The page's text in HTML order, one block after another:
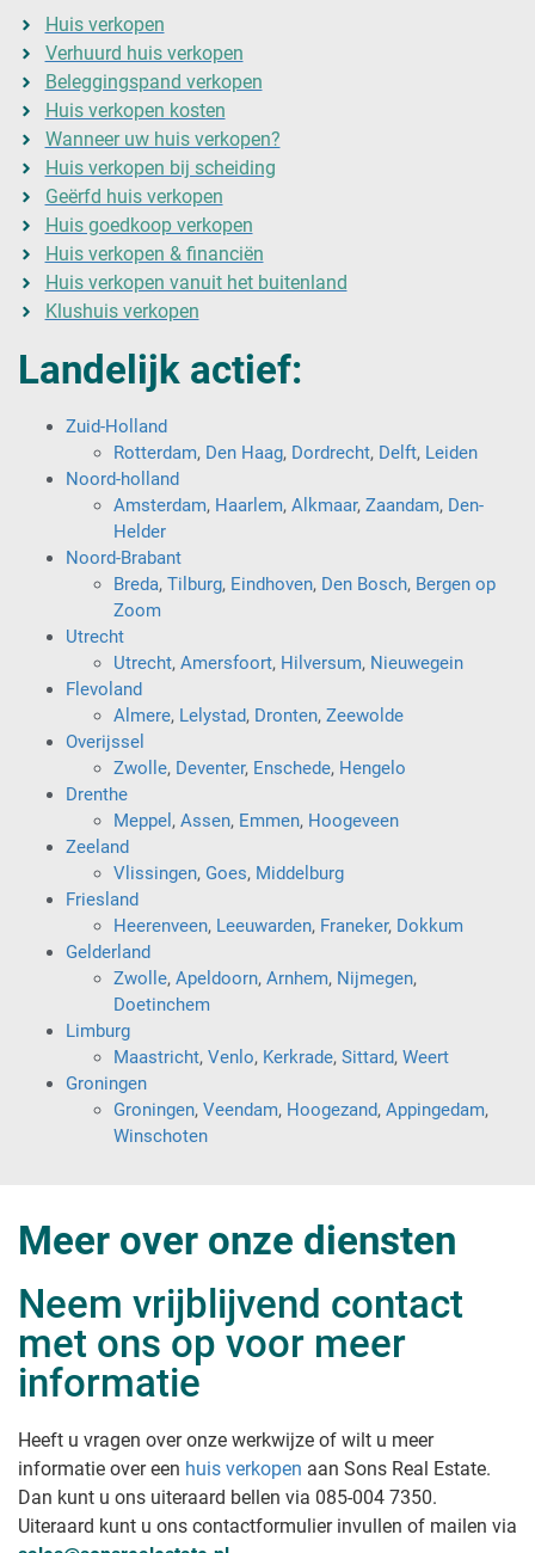
Huis verkopen
Verhuurd huis verkopen
Beleggingspand verkopen
Huis verkopen kosten
Wanneer uw huis verkopen?
Huis verkopen bij scheiding
Geërfd huis verkopen
Huis goedkoop verkopen
Huis verkopen & financiën
Huis verkopen vanuit het buitenland
Klushuis verkopen
Landelijk actief:
Zuid-Holland
Rotterdam, Den Haag, Dordrecht, Delft, Leiden
Noord-holland
Amsterdam, Haarlem, Alkmaar, Zaandam, Den-
Helder
Noord-Brabant
Breda, Tilburg, Eindhoven, Den Bosch, Bergen op
Zoom
Utrecht
Utrecht, Amersfoort, Hilversum, Nieuwegein
Flevoland
Almere, Lelystad, Dronten, Zeewolde
Overijssel
Zwolle, Deventer, Enschede, Hengelo
Drenthe
Meppel , Assen, Emmen, Hoogeveen
Zeeland
Vlissingen, Goes, Middelburg
Friesland
Heerenveen, Leeuwarden, Franeker, Dokkum
Gelderland
Zwolle, Apeldoorn, Arnhem, Nijmegen,
Doetinchem
Limburg
Maastricht, Venlo, Kerkrade, Sittard, Weert
Groningen
Groningen, Veendam, Hoogezand, Appingedam,
Winschoten
Meer over onze diensten
Neem vrijblijvend contact
met ons op voor meer
informatie
Heeft u vragen over onze werkwijze of wilt u meer
informatie over een huis verkopen aan Sons Real Estate.
Dan kunt u ons uiteraard bellen via 085-004 7350.
Uiteraard kunt u ons contactformulier invullen of mailen via